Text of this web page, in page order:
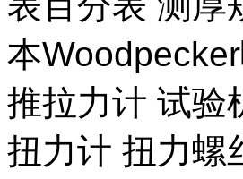
本
推拉力计 试验
扭力计 扭力螺